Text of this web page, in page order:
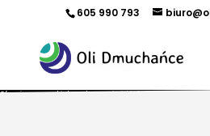
605 990 793
Oferujemy zamki dmuchane, zjeżdżalnie dmuchane,